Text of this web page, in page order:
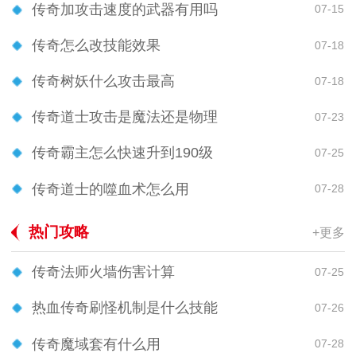
传奇加攻击速度的武器有用吗 07-15
传奇怎么改技能效果 07-18
传奇树妖什么攻击最高 07-18
传奇道士攻击是魔法还是物理 07-23
传奇霸主怎么快速升到190级 07-25
传奇道士的噬血术怎么用 07-28
热门攻略 +更多
传奇法师火墙伤害计算 07-25
热血传奇刷怪机制是什么技能 07-26
传奇魔域套有什么用 07-28